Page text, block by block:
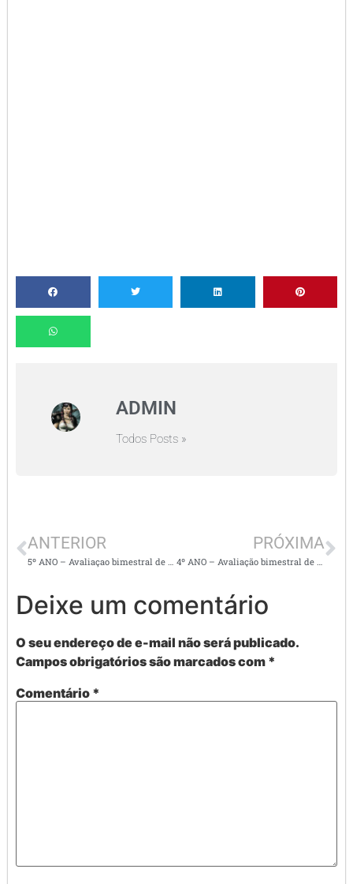
ADMIN
Todos Posts »
ANTERIOR PRÓXIMA
Deixe um comentário
O seu endereço de e-mail não será publicado.
Campos obrigatórios são marcados com *
Comentário *